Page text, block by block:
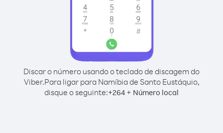
Discar o número usando o teclado de discagem do
Viber.Para ligar para Namíbia de Santo Eustáquio,
disque o seguinte:+264 + Número local